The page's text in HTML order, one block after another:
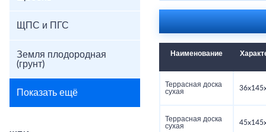
ЩПС и ПГС
Земля плодородная
(грунт)
Показать ещё
Наименование
Террасная доска
сухая
Террасная доска
сухая